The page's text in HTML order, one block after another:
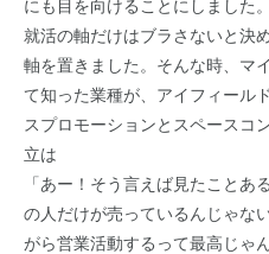
にも目を向けることにしました。
就活の軸だけはブラさないと決
軸を置きました。そんな時、マ
て知った業種が、アイフィール
スプロモーションとスペースコ
立は
「あー！そう言えば見たことあ
の人だけが売っているんじゃな
がら営業活動するって最高じゃ